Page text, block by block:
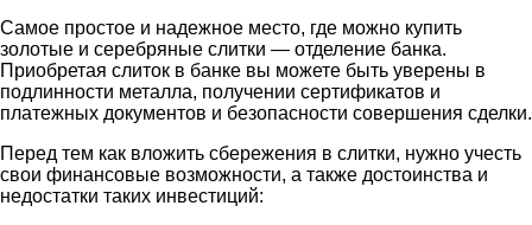
Самое простое и надежное место, где можно купить
золотые и серебряные слитки — отделение банка.
Приобретая слиток в банке вы можете быть уверены в
подлинности металла, получении сертификатов и
платежных документов и безопасности совершения сделки.
Перед тем как вложить сбережения в слитки, нужно учесть
свои финансовые возможности, а также достоинства и
недостатки таких инвестиций: